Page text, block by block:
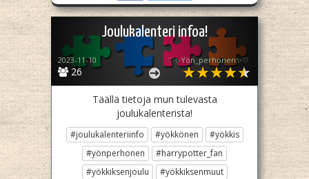
Joulukalenteri infoa!
26
2023-11-10 ♡✨️Yön_perhonen✨♡
Täällä tietoja mun tulevasta
joulukalenterista!
#joulukalenteriinfo #yökkönen
#yökkis
#yönperhonen
#harrypotter_fan
#yökkiksenjoulu
#yökkiksenmuut